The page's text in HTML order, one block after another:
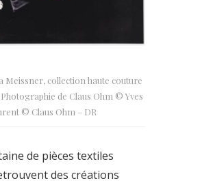
Meissner, collection haute couture
de Claus Ohm © Yves
© Claus Ohm – DR
de pièces textiles
des créations